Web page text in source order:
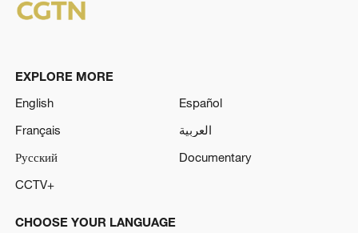
EXPLORE MORE
English
Español
Français
العربية
Русский
Documentary
CCTV+
CHOOSE YOUR LANGUAGE